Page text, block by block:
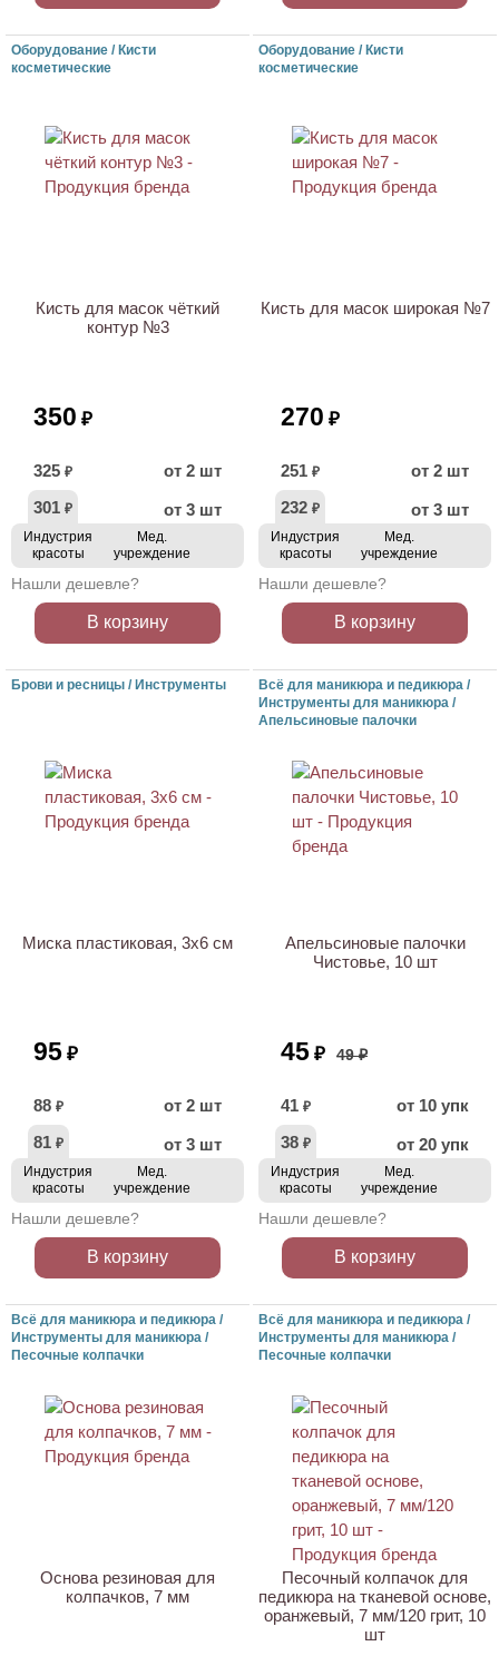
Оборудование / Кисти
косметические
Кисть для масок чёткий
контур №3
350 ₽
325 ₽
от 2 шт
301 ₽ от 3 шт
Индустрия
красоты
Мед.
учреждение
Нашли дешевле?
В корзину
Оборудование / Кисти
косметические
Кисть для масок широкая №7
270 ₽
251 ₽
от 2 шт
232 ₽ от 3 шт
Индустрия
красоты
Мед.
учреждение
Нашли дешевле?
В корзину
Брови и ресницы / Инструменты
Миска пластиковая, 3x6 см
95 ₽
88 ₽
от 2 шт
81 ₽ от 3 шт
Индустрия
красоты
Мед.
учреждение
Нашли дешевле?
В корзину
Всё для маникюра и педикюра /
Инструменты для маникюра /
Апельсиновые палочки
Апельсиновые палочки
Чистовье, 10 шт
45 ₽ 49 ₽
41 ₽
от 10 упк
38 ₽ от 20 упк
Индустрия
красоты
Мед.
учреждение
Нашли дешевле?
В корзину
Всё для маникюра и педикюра /
Инструменты для маникюра /
Песочные колпачки
Основа резиновая для
колпачков, 7 мм
Всё для маникюра и педикюра /
Инструменты для маникюра /
Песочные колпачки
Песочный колпачок для
педикюра на тканевой основе,
оранжевый, 7 мм/120 грит, 10
шт
АКЦИЯ